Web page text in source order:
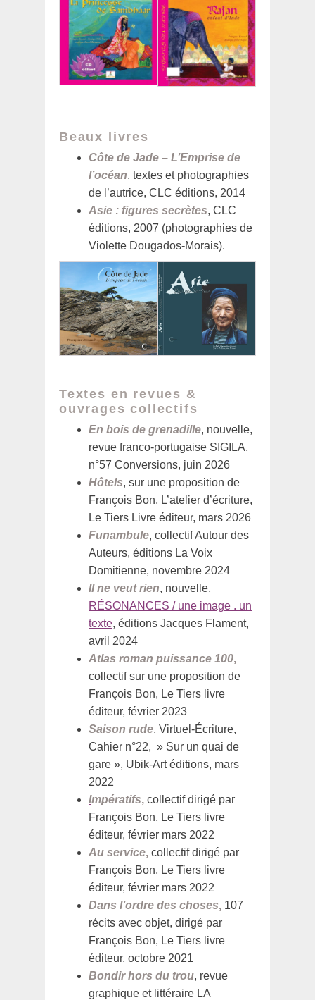
Beaux livres
Côte de Jade – L’Emprise de
l’océan, textes et photographies
de l’autrice, CLC éditions, 2014
Asie : figures secrètes, CLC
éditions, 2007 (photographies de
Violette Dougados-Morais).
Textes en revues &
ouvrages collectifs
En bois de grenadille, nouvelle,
revue franco-portugaise SIGILA,
n°57 Conversions, juin 2026
Hôtels, sur une proposition de
François Bon, L’atelier d’écriture,
Le Tiers Livre éditeur, mars 2026
Funambule, collectif Autour des
Auteurs, éditions La Voix
Domitienne, novembre 2024
Il ne veut rien, nouvelle,
RÉSONANCES / une image . un
texte, éditions Jacques Flament,
avril 2024
Atlas roman puissance 100,
collectif sur une proposition de
François Bon, Le Tiers livre
éditeur, février 2023
Saison rude, Virtuel-Écriture,
Cahier n°22, » Sur un quai de
gare », Ubik-Art éditions, mars
2022
Impératifs, collectif dirigé par
François Bon, Le Tiers livre
éditeur, février mars 2022
Au service, collectif dirigé par
François Bon, Le Tiers livre
éditeur, février mars 2022
Dans l’ordre des choses, 107
récits avec objet, dirigé par
François Bon, Le Tiers livre
éditeur, octobre 2021
Bondir hors du trou, revue
graphique et littéraire LA